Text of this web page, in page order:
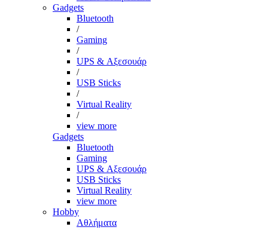
Gadgets
Bluetooth
/
Gaming
/
UPS & Αξεσουάρ
/
USB Sticks
/
Virtual Reality
/
view more
Gadgets
Bluetooth
Gaming
UPS & Αξεσουάρ
USB Sticks
Virtual Reality
view more
Hobby
Αθλήματα